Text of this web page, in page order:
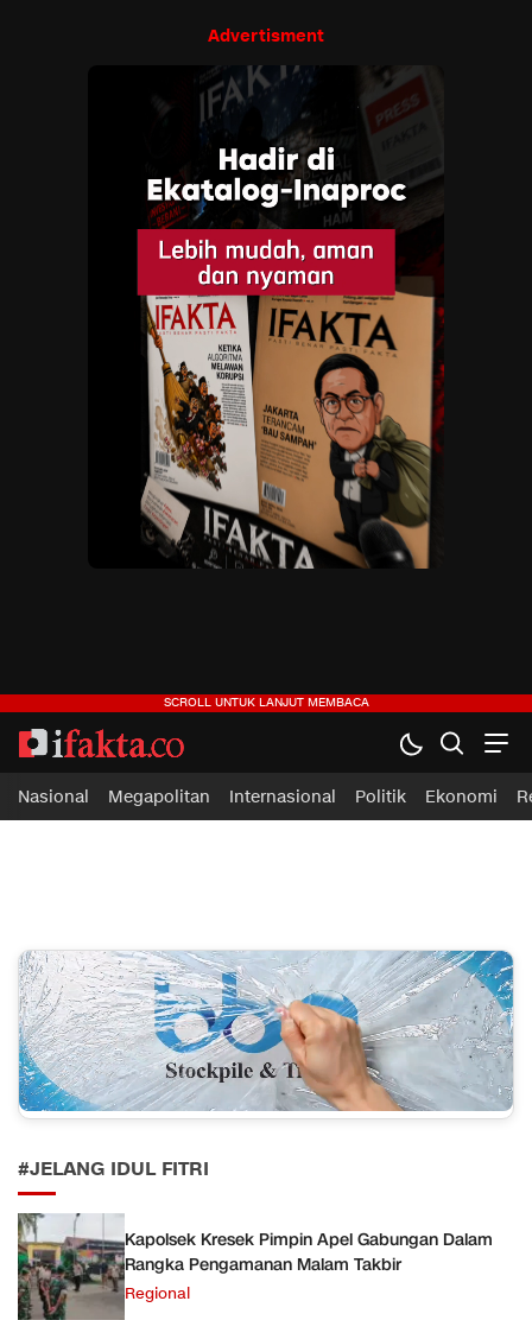
Advertisment
ifakta.co
#pastibenar
Nasional Megapolitan Internasional Politik Ekonomi
#JELANG IDUL FITRI
Kapolsek Kresek Pimpin Apel Gabungan Dalam
Rangka Pengamanan Malam Takbir
Regional